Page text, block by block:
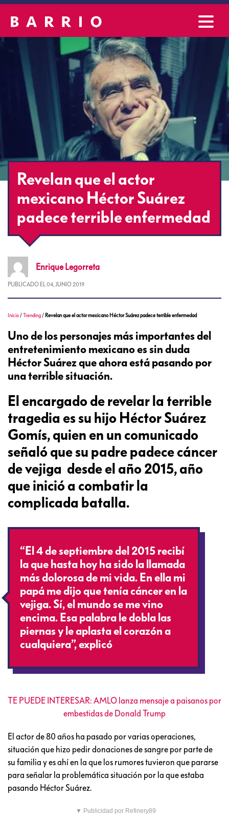
Revelan que el actor
mexicano Héctor Suárez
padece terrible enfermedad
Enrique Legorreta
PUBLICADO EL 04, JUNIO 2019
Inicio /Trending / Revelan que el actor mexicano Héctor Suárez padece terrible enfermedad
Uno de los personajes más importantes del
entretenimiento mexicano es sin duda
Héctor Suárez que ahora está pasando por
una terrible situación.
El encargado de revelar la terrible
tragedia es su hijo Héctor Suárez
Gomís, quien en un comunicado
señaló que su padre padece cáncer
de vejiga desde el año 2015, año
que inició a combatir la
complicada batalla.
“El 4 de septiembre del 2015 recibí
la que hasta hoy ha sido la llamada
más dolorosa de mi vida. En ella mi
papá me dijo que tenía cáncer en la
vejiga. Sí, el mundo se me vino
encima. Esa palabra le dobla las
piernas y le aplasta el corazón a
cualquiera”, explicó
TE PUEDE INTERESAR: AMLO lanza mensaje a paisanos por
embestidas de Donald Trump
El actor de 80 años ha pasado por varias operaciones,
situación que hizo pedir donaciones de sangre por parte de
su familia y es ahí en la que los rumores tuvieron que pararse
para señalar la problemática situación por la que estaba
pasando Héctor Suárez.
▼ Publicidad por Refinery89